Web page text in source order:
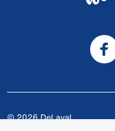
© 2026 DeLaval